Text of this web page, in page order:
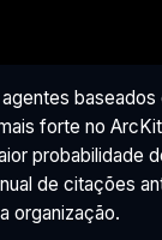
baseados
forte no
probabilidade
de citações
organização.